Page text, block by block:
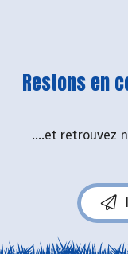
Restons en
....et retrouvez